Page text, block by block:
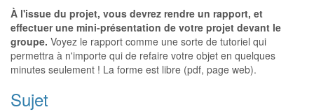
À l'issue du projet, vous devrez rendre un rapport, et
effectuer une mini-présentation de votre projet devant le
groupe. Voyez le rapport comme une sorte de tutoriel qui
permettra à n'importe qui de refaire votre objet en quelques
minutes seulement ! La forme est libre (pdf, page web).
Sujet